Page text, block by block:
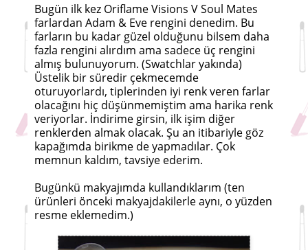
Bugün ilk kez Oriflame Visions V Soul Mates
farlardan Adam & Eve rengini denedim. Bu
farların bu kadar güzel olduğunu bilsem daha
fazla rengini alırdım ama sadece üç rengini
almış bulunuyorum. (Swatchlar yakında)
Üstelik bir süredir çekmecemde
oturuyorlardı, tiplerinden iyi renk veren farlar
olacağını hiç düşünmemiştim ama harika renk
veriyorlar. İndirime girsin, ilk işim diğer
renklerden almak olacak. Şu an itibariyle göz
kapağımda birikme de yapmadılar. Çok
memnun kaldım, tavsiye ederim.
Bugünkü makyajımda kullandıklarım (ten
ürünleri önceki makyajdakilerle aynı, o yüzden
resme eklemedim.)